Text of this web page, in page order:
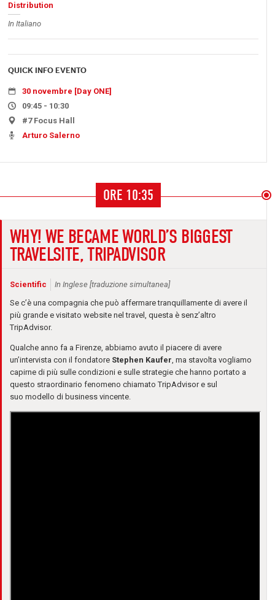
Distribution
In Italiano
QUICK INFO EVENTO
30 novembre [Day ONE]
09:45 - 10:30
#7 Focus Hall
Arturo Salerno
ORE 10:35
WHY! WE BECAME WORLD’S BIGGEST
TRAVELSITE, TRIPADVISOR
Scientific
In Inglese [traduzione simultanea]
Se c’è una compagnia che può affermare tranquillamente di avere il
più grande e visitato website nel travel, questa è senz’altro
TripAdvisor.
Qualche anno fa a Firenze, abbiamo avuto il piacere di avere
un’intervista con il fondatore Stephen Kaufer, ma stavolta vogliamo
capirne di più sulle condizioni e sulle strategie che hanno portato a
questo straordinario fenomeno chiamato TripAdvisor e sul
suo modello di business vincente.